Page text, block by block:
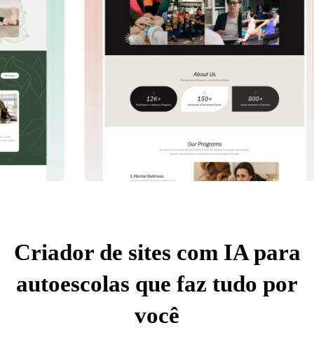
Criador de sites com IA para
autoescolas que faz tudo por
você